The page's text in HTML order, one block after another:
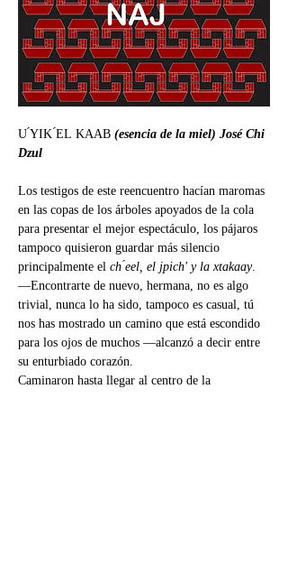
U ́YIK ́EL KAAB (esencia de la miel) José Chi
Dzul
Los testigos de este reencuentro hacían maromas
en las copas de los árboles apoyados de la cola
para presentar el mejor espectáculo, los pájaros
tampoco quisieron guardar más silencio
principalmente el ch ́eel, el jpich' y la xtakaay.
—Encontrarte de nuevo, hermana, no es algo
trivial, nunca lo ha sido, tampoco es casual, tú
nos has mostrado un camino que está escondido
para los ojos de muchos —alcanzó a decir entre
su enturbiado corazón.
Caminaron hasta llegar al centro de la